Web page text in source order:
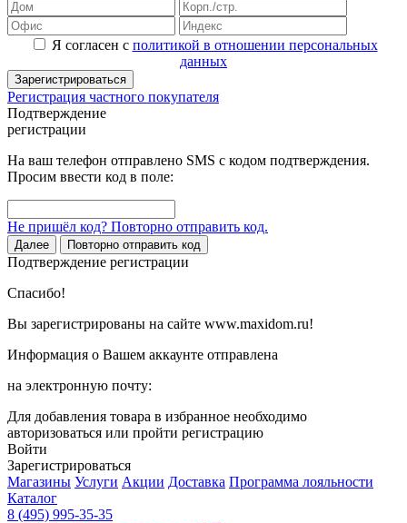
Я согласен с политикой в отношении персональных
данных
Зарегистрироваться
Регистрация частного покупателя
Подтверждение
регистрации
На ваш телефон отправлено SMS с кодом подтверждения.
Просим ввести код в поле:
Не пришёл код? Повторно отправить код.
Далее Повторно отправить код
Подтверждение регистрации
Спасибо!
Вы зарегистрированы на сайте www.maxidom.ru!
Информация о Вашем аккаунте отправлена
на электронную почту:
Для добавления товара в избранное необходимо
авторизоваться или пройти регистрацию
Войти
Зарегистрироваться
Магазины Услуги Акции Доставка Программа лояльности
Каталог
8 (495) 995-35-35